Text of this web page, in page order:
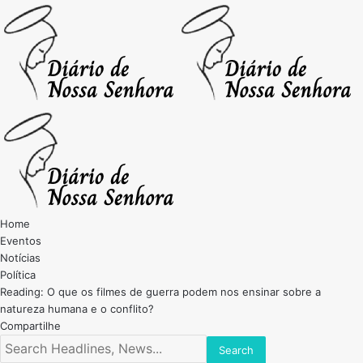
Home
Eventos
Notícias
Política
Reading: O que os filmes de guerra podem nos ensinar sobre a
natureza humana e o conflito?
Compartilhe